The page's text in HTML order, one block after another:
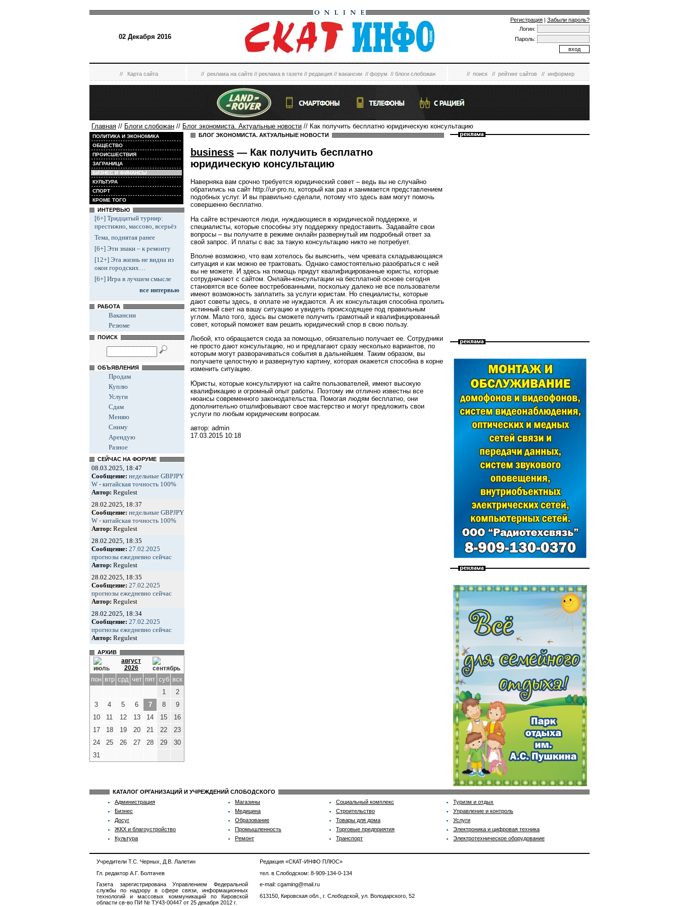
02 Декабря 2016
Регистрация | Забыли пароль?
Логин:
Пароль:
//Карта сайта //реклама на сайте//реклама в газете//редакция//вакансии//форум//блоги слобожан //поиск//рейтинг сайтов//информер
Главная // Блоги слобожан // Блог экономиста. Актуальные новости // Как получить бесплатно юридическую консультацию
ПОЛИТИКА И ЭКОНОМИКА
ОБЩЕСТВО
ПРОИСШЕСТВИЯ
ЗАГРАНИЦА
БИЗНЕС И ФИНАНСЫ
КУЛЬТУРА
СПОРТ
КРОМЕ ТОГО
ИНТЕРВЬЮ
[6+] Тридцатый турнир:
престижно, массово, всерьёз
Тема, поднятая ранее
[6+] Эти знаки – к ремонту
[12+] Эта жизнь не видна из
окон городских…
[6+] Игра в лучшем смысле
все интервью
РАБОТА
Вакансии
Резюме
ПОИСК
ОБЪЯВЛЕНИЯ
Продам
Куплю
Услуги
Сдам
Меняю
Сниму
Арендую
Разное
СЕЙЧАС НА ФОРУМЕ
08.03.2025, 18:47
Сообщение: недельные GBPJPY
W - китайская точность 100%
Автор: Regulest
28.02.2025, 18:37
Сообщение: недельные GBPJPY
W - китайская точность 100%
Автор: Regulest
28.02.2025, 18:35
Сообщение: 27.02.2025
прогнозы ежедневно сейчас
Автор: Regulest
28.02.2025, 18:35
Сообщение: 27.02.2025
прогнозы ежедневно сейчас
Автор: Regulest
28.02.2025, 18:34
Сообщение: 27.02.2025
прогнозы ежедневно сейчас
Автор: Regulest
АРХИВ
август
2026
пон втр срд чет пят суб вск
1
2
3
4 5 6 7 8
9
10
11 12 13 14 15
16
17
18 19 20 21 22
23
24
25 26 27 28 29
30
31
БЛОГ ЭКОНОМИСТА. АКТУАЛЬНЫЕ НОВОСТИ
business — Как получить бесплатно
юридическую консультацию
Наверняка вам срочно требуется юридический совет – ведь вы не случайно
обратились на сайт http://ur-pro.ru, который как раз и занимается представлением
подобных услуг. И вы правильно сделали, потому что здесь вам могут помочь
совершенно бесплатно.
На сайте встречаются люди, нуждающиеся в юридической поддержке, и
специалисты, которые способны эту поддержку предоставить. Задавайте свои
вопросы – вы получите в режиме онлайн развернутый им подробный ответ за
свой запрос. И платы с вас за такую консультацию никто не потребует.
Вполне возможно, что вам хотелось бы выяснить, чем чревата складывающаяся
ситуация и как можно ее трактовать. Однако самостоятельно разобраться с ней
вы не можете. И здесь на помощь придут квалифицированные юристы, которые
сотрудничают с сайтом. Онлайн-консультации на бесплатной основе сегодня
становятся все более востребованными, поскольку далеко не все пользователи
имеют возможность заплатить за услуги юристам. Но специалисты, которые
дают советы здесь, в оплате не нуждаются. А их консультация способна пролить
истинный свет на вашу ситуацию и увидеть происходящее под правильным
углом. Мало того, здесь вы сможете получить грамотный и квалифицированный
совет, который поможет вам решить юридический спор в свою пользу.
Любой, кто обращается сюда за помощью, обязательно получает ее. Сотрудники
не просто дают консультацию, но и предлагают сразу несколько вариантов, по
которым могут разворачиваться события в дальнейшем. Таким образом, вы
получаете целостную и развернутую картину, которая окажется способна в корне
изменить ситуацию.
Юристы, которые консультируют на сайте пользователей, имеют высокую
квалификацию и огромный опыт работы. Поэтому им отлично известны все
нюансы современного законодательства. Помогая людям бесплатно, они
дополнительно отшлифовывают свое мастерство и могут предложить свои
услуги по любым юридическим вопросам.
автор: admin
17.03.2015 10:18
КАТАЛОГ ОРГАНИЗАЦИЙ И УЧРЕЖДЕНИЙ СЛОБОДСКОГО
Администрация
Бизнес
Досуг
ЖКХ и благоустройство
Культура
Магазины
Медицина
Образование
Промышленность
Ремонт
Социальный комплекс
Строительство
Товары для дома
Торговые предприятия
Транспорт
Туризм и отдых
Управление и контроль
Услуги
Электроника и цифровая техника
Электротехническое оборудование
Учредители Т.С. Черных, Д.В. Лалетин
Гл. редактор А.Г. Болтачев
Газета зарегистрирована Управлением Федеральной
службы по надзору в сфере связи, информационных
технологий и массовых коммуникаций по Кировской
области св-во ПИ № ТУ43-00447 от 25 декабря 2012 г.
Редакция «СКАТ-ИНФО ПЛЮС»
тел. в Слободском: 8-909-134-0-134
e-mail: cgaming@mail.ru
613150, Кировская обл., г. Слободской, ул. Володарского, 52